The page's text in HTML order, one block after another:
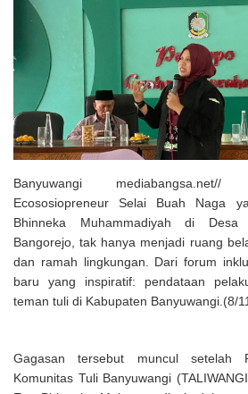
Uji Coba Program NADI JKN
Banyuwangi
Ecososiopreneur Selai Buah Naga
Bhinneka Muhammadiyah di Desa
Bangorejo, tak hanya menjadi ruang
dan ramah lingkungan. Dari forum
baru yang inspiratif: pendataan
teman tuli di Kabupaten Banyuwangi.(8/
Gagasan tersebut muncul setelah
Komunitas Tuli Banyuwangi